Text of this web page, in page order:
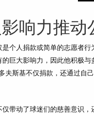
响力推动
个人捐款或简单的志愿者
巨大影响力，因此他积极
夫斯基不仅捐款，还通过自
带动了球迷们的慈善意识